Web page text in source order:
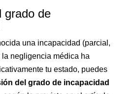
grado de
una incapacidad (parcial,
negligencia médica ha
tu estado, puedes
del grado de incapacidad